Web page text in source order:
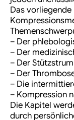
Das
– Der
– Der
– Der
– Der
– Die
– Kompression
Die Kapitel
durch